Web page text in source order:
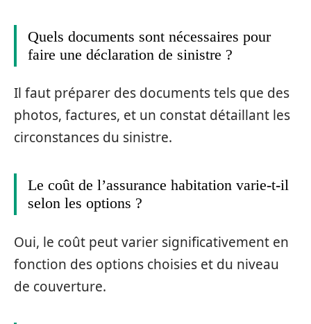
Quels documents sont nécessaires pour
faire une déclaration de sinistre ?
Il faut préparer des documents tels que des
photos, factures, et un constat détaillant les
circonstances du sinistre.
Le coût de l’assurance habitation varie-t-il
selon les options ?
Oui, le coût peut varier significativement en
fonction des options choisies et du niveau
de couverture.